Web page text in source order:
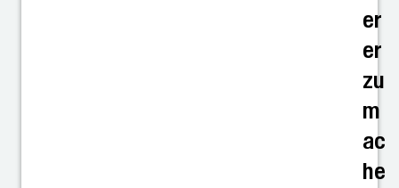
er
er
zu
m
ac
he